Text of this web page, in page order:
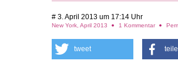
# 3. April 2013 um 17:14 Uhr
New York, April 2013 1 Kommentar
tweet